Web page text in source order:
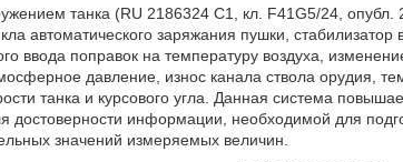
танка (RU 2186324 C1, кл. F41G5/24,
автоматического заряжания пушки, стабилизатор
ввода поправок на температуру воздуха,
давление, износ канала ствола орудия,
танка и курсового угла. Данная система
достоверности информации, необходимой для
значений измеряемых величин.